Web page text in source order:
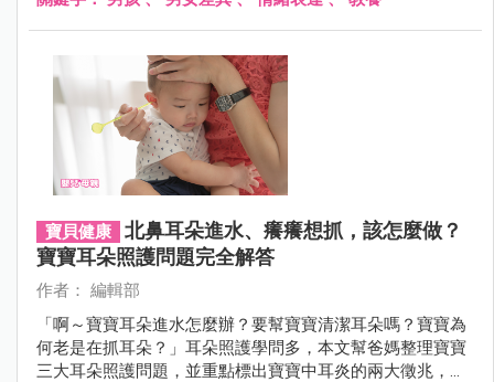
寶貝健康
北鼻耳朵進水、癢癢想抓，該怎麼做？
寶寶耳朵照護問題完全解答
作者： 編輯部
「啊～寶寶耳朵進水怎麼辦？要幫寶寶清潔耳朵嗎？寶寶為
何老是在抓耳朵？」耳朵照護學問多，本文幫爸媽整理寶寶
三大耳朵照護問題，並重點標出寶寶中耳炎的兩大徵兆，讓